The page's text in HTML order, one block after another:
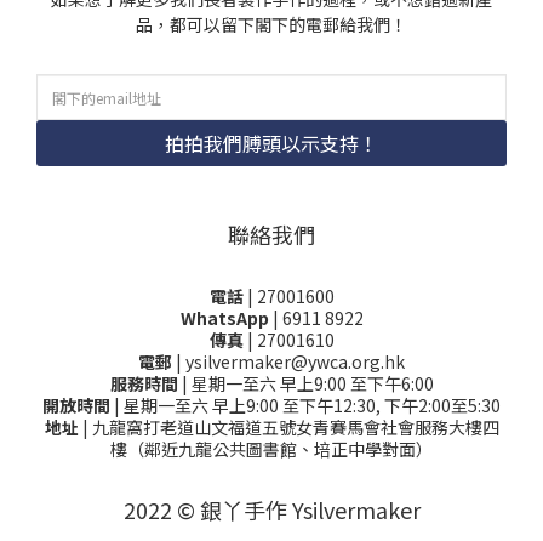
品，都可以留下閣下的電郵給我們！
拍拍我們膊頭以示支持！
聯絡我們
電話 | 27001600
WhatsApp | 6911 8922
傳真| 27001610
電郵 | ysilvermaker@ywca.org.hk
服務時間 | 星期一至六 早上9:00 至下午6:00
開放時間 | 星期一至六 早上9:00 至下午12:30, 下午2:00至5:30
地址 | 九龍窩打老道山文福道五號女青賽馬會社會服務大樓四
樓（鄰近九龍公共圖書館、培正中學對面）
2022 © 銀丫手作 Ysilvermaker